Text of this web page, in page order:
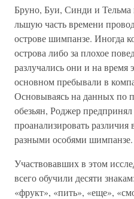
Бруно, Буи, Синди и Тельма
льшую часть времени
острове шимпанзе. Иногда
острова либо за плохое
разлучались они и на время
основном пребывали в
Основываясь на данных по
обезьян, Роджер
проанализировать различия
разными особями шимпанзе.
Участвовавших в этом
всего обучили десяти
«фрукт», «пить», «еще»,